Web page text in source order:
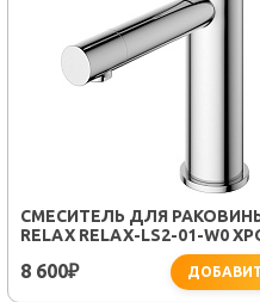
СМЕСИТЕЛЬ ДЛЯ
RELAX RELAX-LS2-01-W0
8 600₽